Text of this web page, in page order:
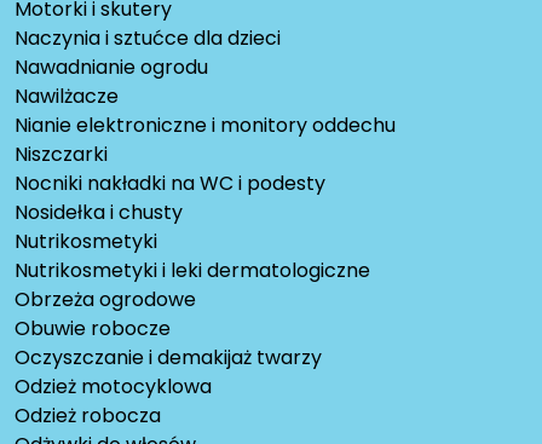
Motorki i skutery
Naczynia i sztućce dla dzieci
Nawadnianie ogrodu
Nawilżacze
Nianie elektroniczne i monitory oddechu
Niszczarki
Nocniki nakładki na WC i podesty
Nosidełka i chusty
Nutrikosmetyki
Nutrikosmetyki i leki dermatologiczne
Obrzeża ogrodowe
Obuwie robocze
Oczyszczanie i demakijaż twarzy
Odzież motocyklowa
Odzież robocza